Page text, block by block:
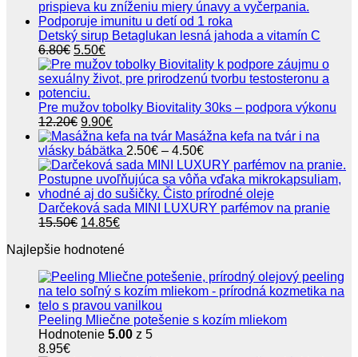
Detský sirup Betaglukan lesná jahoda a vitamín C
6.80€ Pôvodná
cena
bola:
6.80€.
5.50€Aktuálna
cena
je:
Pre mužov tobolky Biovitality 30ks – podpora výkonu
12.20€ Pôvodná
cena
bola:
12.20€.
9.90€Aktuálna
cena
je:
9.90€.
Masážna kefa na tvár i na
vlásky bábätka 2.50€ – 4.50€Price
range:
2.50€
through
4.50€
Darčeková sada MINI LUXURY parfémov na pranie
15.50€ Pôvodná
bola:
14.85€Aktuálna
je:
Najlepšie hodnotené
Peeling Mliečne potešenie s kozím mliekom
Hodnotenie 5.00 z 5
8.95€